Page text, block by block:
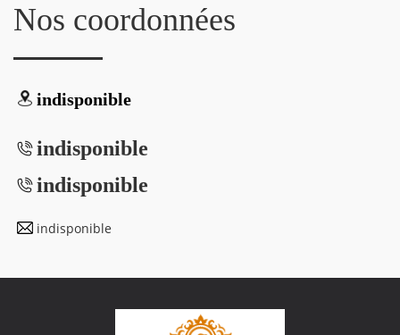
Nos coordonnées
indisponible
indisponible
indisponible
indisponible